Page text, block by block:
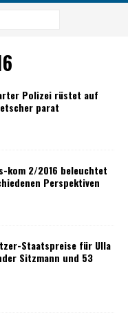
Polizei rüstet auf
parat
2/2016 beleuchtet
Perspektiven
Staatspreise für Ulla
Sitzmann und 53